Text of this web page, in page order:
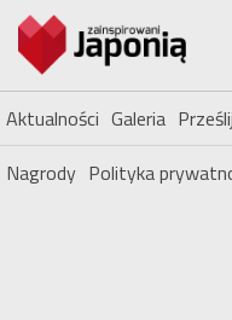
Aktualności Galeria
Nagrody Polityka